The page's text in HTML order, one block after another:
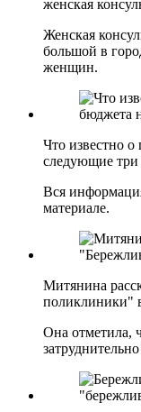
женская
Женская
большой в
женщин.
Что известно о
следующие три
Вся
материале.
Митянина
поликлиники"
Она отметила,